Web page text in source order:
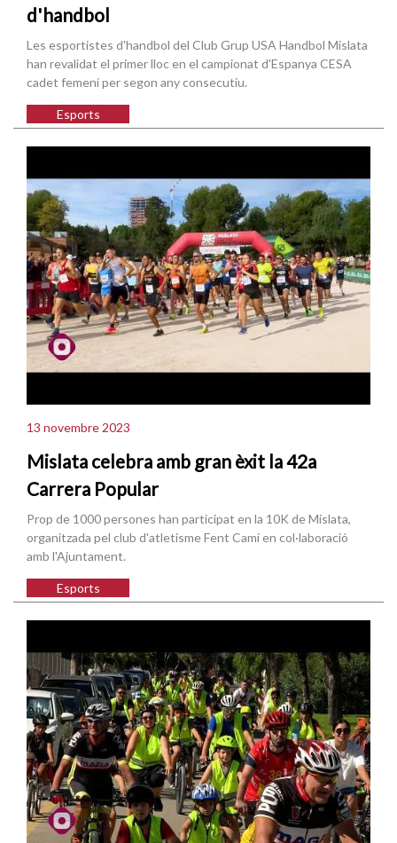
d'handbol
Les esportistes d'handbol del Club Grup USA Handbol Mislata
han revalidat el primer lloc en el campionat d'Espanya CESA
cadet femení per segon any consecutiu.
Esports
13 novembre 2023
Mislata celebra amb gran èxit la 42a
Carrera Popular
Prop de 1000 persones han participat en la 10K de Mislata,
organitzada pel club d'atletisme Fent Camí en col·laboració
amb l'Ajuntament.
Esports